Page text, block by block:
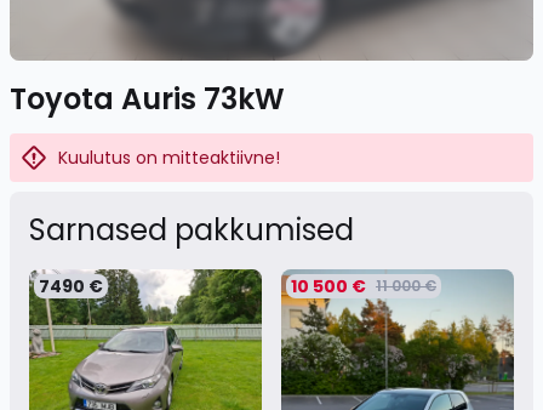
Toyota Auris 73kW
Kuulutus on mitteaktiivne!
Sarnased pakkumised
7490 € 10 500 € 11 000 €